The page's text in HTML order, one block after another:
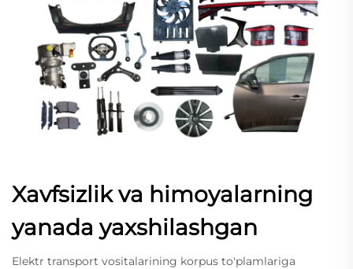
Xavfsizlik va himoyalarning
yanada yaxshilashgan
Elektr transport vositalarining korpus to'plamlariga